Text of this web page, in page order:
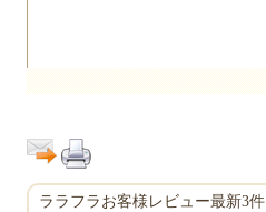
ララフラお客様レビュー最新3件